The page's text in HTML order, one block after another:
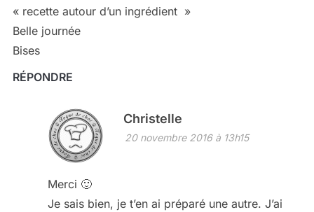
« recette autour d’un ingrédient »
Belle journée
Bises
RÉPONDRE
Christelle
20 novembre 2016 à 13h15
Merci 🙂
Je sais bien, je t’en ai préparé une autre. J’ai